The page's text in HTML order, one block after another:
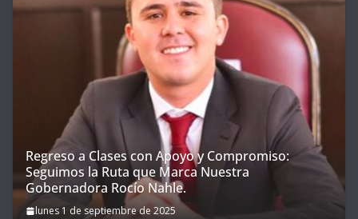
Regreso a Clases con Apoyo y Compromiso:
Seguimos la Ruta que Marca Nuestra
Gobernadora Rocío Nahle.
lunes 1 de septiembre de 2025